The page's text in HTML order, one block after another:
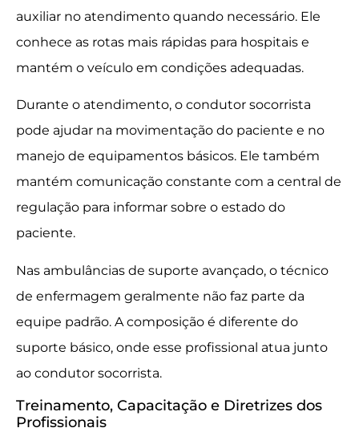
auxiliar no atendimento quando necessário. Ele
conhece as rotas mais rápidas para hospitais e
mantém o veículo em condições adequadas.
Durante o atendimento, o condutor socorrista
pode ajudar na movimentação do paciente e no
manejo de equipamentos básicos. Ele também
mantém comunicação constante com a central de
regulação para informar sobre o estado do
paciente.
Nas ambulâncias de suporte avançado, o técnico
de enfermagem geralmente não faz parte da
equipe padrão. A composição é diferente do
suporte básico, onde esse profissional atua junto
ao condutor socorrista.
Treinamento, Capacitação e Diretrizes dos
Profissionais